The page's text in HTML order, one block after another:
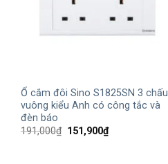
Ổ cắm đôi Sino S1825SN 3 chấu
vuông kiểu Anh có công tắc và
đèn báo
191,000₫ Giá
151,900₫Giá
hiện